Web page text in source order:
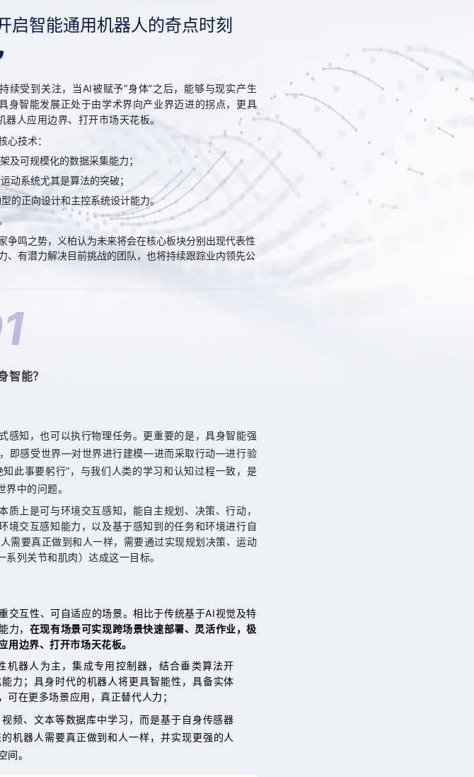
启智能通用机器人的奇点时刻
续受到关注，当AI被赋予“身体”之后，能够与现实产生
身智能发展正处于由学术界向产业界迈进的拐点，更具
人应用边界、打开市场天花板。
技术：
及可规模化的数据采集能力；
动系统尤其是算法的突破；
的正向设计和主控系统设计能力。
鸣之势，义柏认为未来将会在核心板块分别出现代表性
、有潜力解决目前挑战的团队，也将持续跟踪业内领先公
智能？
感知，也可以执行物理任务。更重要的是，具身智能强
即感受世界—对世界进行建模—进而采取行动—进行验
此事要躬行”，与我们人类的学习和认知过程一致，是
中的问题。
上是可与环境交互感知，能自主规划、决策、行动，
境交互感知能力，以及基于感知到的任务和环境进行自
需要真正做到和人一样，需要通过实现规划决策、运动
列关节和肌肉）达成这一目标。
交互性、可自适应的场景。相比于传统基于AI视觉及特
力， 在现有场景可实现跨场景快速部署、灵活作业，极
边界、打开市场天花板。
器人为主，集成专用控制器，结合垂类算法开
力；具身时代的机器人将更具智能性，具备实体
在更多场景应用，真正替代人力；
频、文本等数据库中学习，而是基于自身传感器
机器人需要真正做到和人一样，并实现更强的人
间。